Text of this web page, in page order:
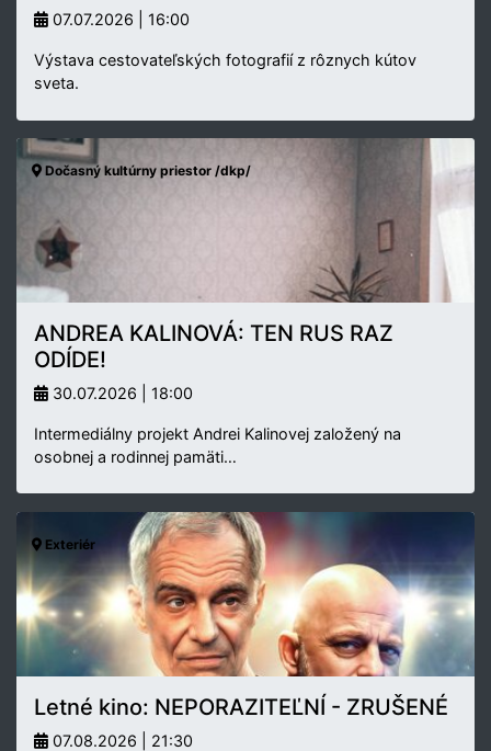
07.07.2026 | 16:00
Výstava cestovateľských fotografií z rôznych kútov
sveta.
Dočasný kultúrny priestor /dkp/
ANDREA KALINOVÁ: TEN RUS RAZ
ODÍDE!
30.07.2026 | 18:00
Intermediálny projekt Andrei Kalinovej založený na
osobnej a rodinnej pamäti…
Exteriér
Letné kino: NEPORAZITEĽNÍ - ZRUŠENÉ
07.08.2026 | 21:30